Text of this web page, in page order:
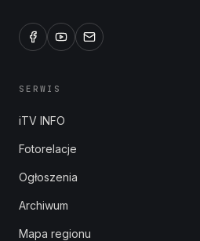
SERWIS
iTV INFO
Fotorelacje
Ogłoszenia
Archiwum
Mapa regionu